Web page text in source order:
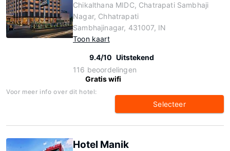
Chikalthana MIDC, Chatrapati Sambhaji
Nagar, Chhatrapati
Sambhajinagar, 431007, IN
Toon kaart
9.4/10 Uitstekend
116 beoordelingen
Gratis wifi
Voor meer info over dit hotel:
Selecteer
Hotel Manik